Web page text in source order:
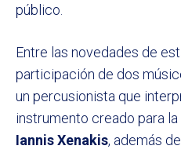
público.
Entre las novedades de
participación de dos
un percusionista que
instrumento creado para
Iannis Xenakis, además